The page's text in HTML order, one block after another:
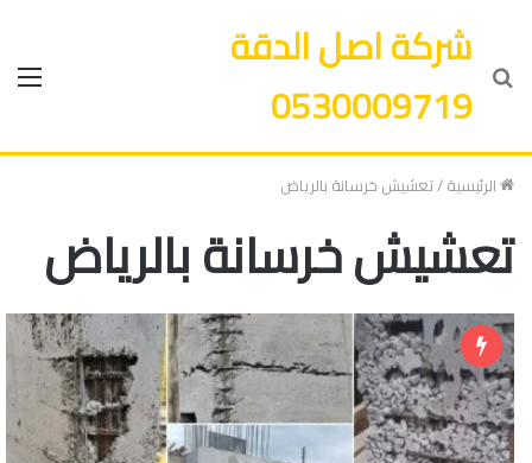
شركة اصل الدقة
0530009719عن
الرئيسية/تعشيش خرسانة بالرياض
تعشيش خرسانة بالرياض